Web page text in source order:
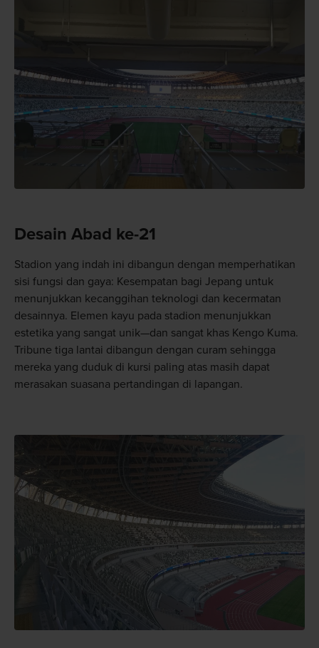
Desain Abad ke-21
Stadion yang indah ini dibangun dengan memperhatikan
sisi fungsi dan gaya: Kesempatan bagi Jepang untuk
menunjukkan kecanggihan teknologi dan kecermatan
desainnya. Elemen kayu pada stadion menunjukkan
estetika yang sangat unik—dan sangat khas Kengo Kuma.
Tribune tiga lantai dibangun dengan curam sehingga
mereka yang duduk di kursi paling atas masih dapat
merasakan suasana pertandingan di lapangan.